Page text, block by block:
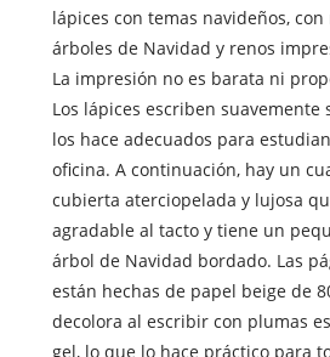
lápices con temas navideños,
árboles de Navidad y renos
La impresión no es barata ni
Los lápices escriben suavemente
los hace adecuados para
oficina. A continuación, hay un
cubierta aterciopelada y lujosa
agradable al tacto y tiene un
árbol de Navidad bordado. Las
están hechas de papel beige de
decolora al escribir con plumas
gel, lo que lo hace práctico para